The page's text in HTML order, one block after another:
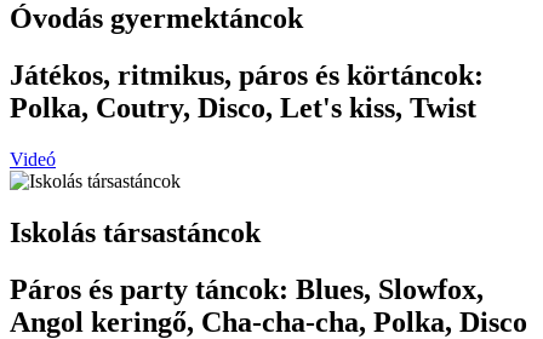
Óvodás gyermektáncok
Játékos, ritmikus, páros és körtáncok:
Polka, Coutry, Disco, Let's kiss, Twist
Videó
Iskolás társastáncok
Páros és party táncok: Blues, Slowfox,
Angol keringő, Cha-cha-cha, Polka, Disco